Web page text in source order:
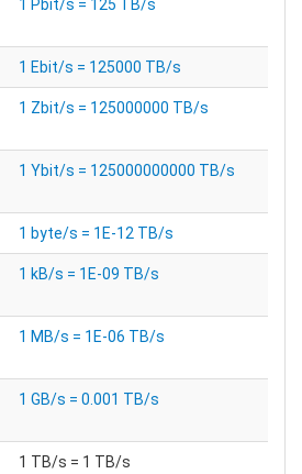
1 Pbit/s = 125 TB/s
1 Ebit/s = 125000 TB/s
1 Zbit/s = 125000000 TB/s
1 Ybit/s = 125000000000 TB/s
1 byte/s = 1E-12 TB/s
1 kB/s = 1E-09 TB/s
1 MB/s = 1E-06 TB/s
1 GB/s = 0.001 TB/s
1 TB/s = 1 TB/s